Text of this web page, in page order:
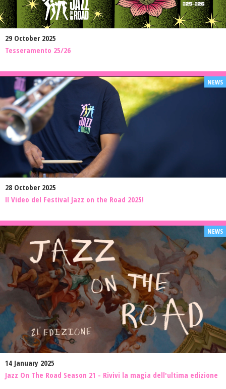
29 October 2025
Tesseramento 25/26
28 October 2025
Il Video del Festival Jazz on the Road 2025!
14 January 2025
Jazz On The Road Season 21 - Rivivi la magia dell'ultima edizione